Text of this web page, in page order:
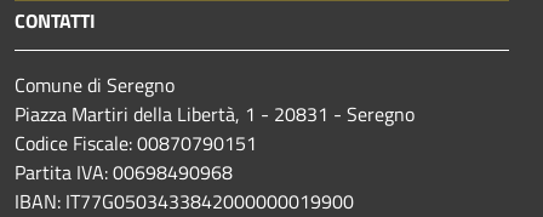
CONTATTI
Comune di Seregno
Piazza Martiri della Libertà, 1 - 20831 - Seregno
Codice Fiscale: 00870790151
Partita IVA: 00698490968
IBAN: IT77G0503433842000000019900